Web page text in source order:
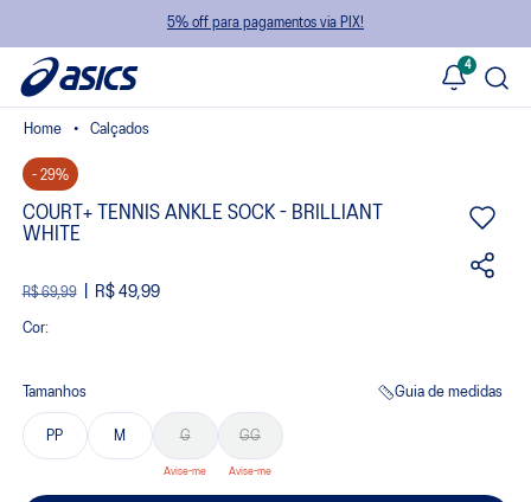
5% off para pagamentos via PIX!
4
Calçados
- 29%
COURT+ TENNIS ANKLE SOCK - BRILLIANT
WHITE
R$ 69,99 R$ 49,99
Cor:
Tamanhos Guia de medidas
PP M G GG